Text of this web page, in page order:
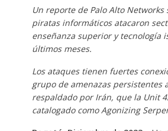
Un reporte de Palo Alto Networks
piratas informáticos atacaron
enseñanza superior y tecnología
últimos meses.
Los ataques tienen fuertes
grupo de amenazas persistentes
respaldado por Irán, que la Unit
catalogado como Agonizing